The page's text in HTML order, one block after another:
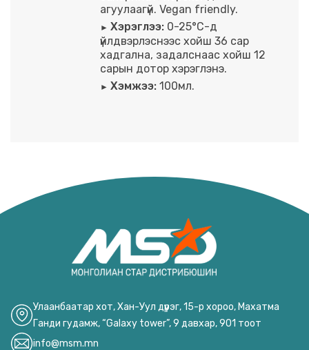
агуулаагүй. Vegan friendly.
Хэрэглээ:0-25°C-д
үйлдвэрлэснээс хойш 36 сар
хадгална, задалснаас хойш 12
сарын дотор хэрэглэнэ.
Хэмжээ:100мл.
Улаанбаатар хот, Хан-Уул дүүрэг, 15-р хороо, Махатма
Ганди гудамж, “Galaxy tower”, 9 давхар, 901 тоот
info@msm.mn